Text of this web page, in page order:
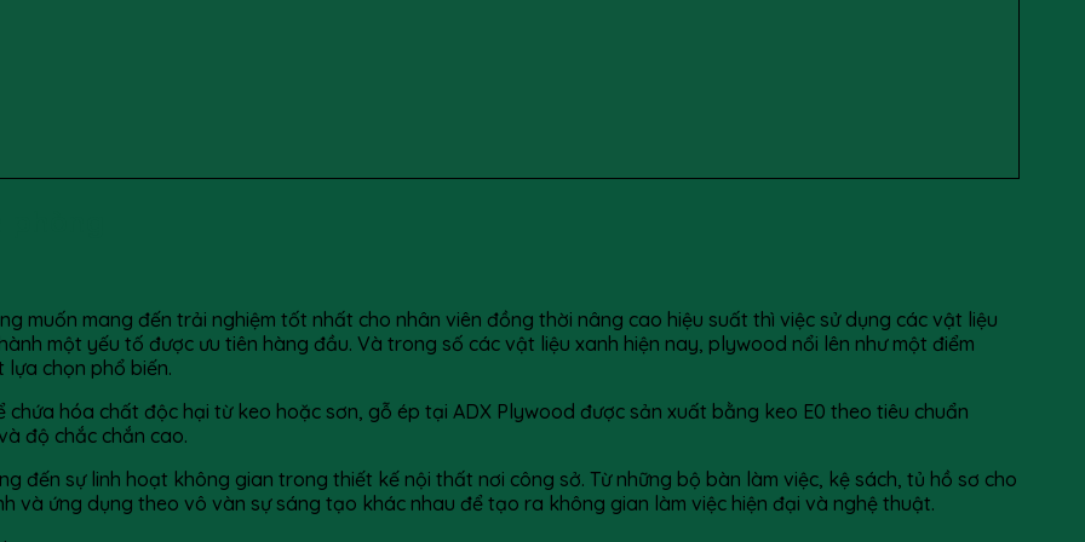
muốn mang đến trải nghiệm tốt nhất cho nhân viên đồng thời nâng cao hiệu suất thì việc sử dụng các vật liệu
một yếu tố được ưu tiên hàng đầu. Và trong số các vật liệu xanh hiện nay, plywood nổi lên như một điểm
chọn phổ biến.
hóa chất độc hại từ keo hoặc sơn, gỗ ép tại ADX Plywood được sản xuất bằng keo E0 theo tiêu chuẩn
độ chắc chắn cao.
đến sự linh hoạt không gian trong thiết kế nội thất nơi công sở. Từ những bộ bàn làm việc, kệ sách, tủ hồ sơ cho
và ứng dụng theo vô vàn sự sáng tạo khác nhau để tạo ra không gian làm việc hiện đại và nghệ thuật.